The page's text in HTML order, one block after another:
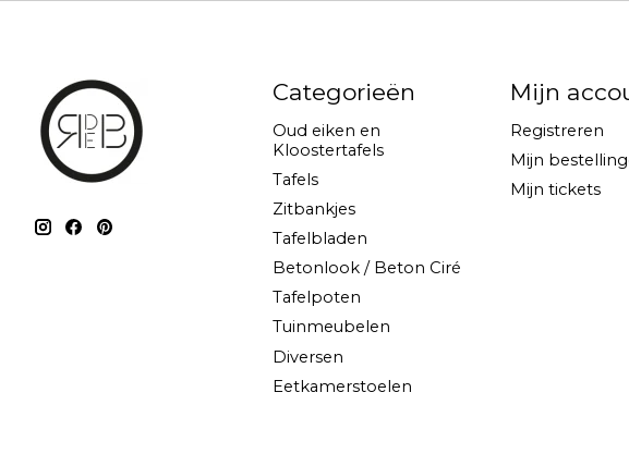
Categorieën
Oud eiken en
Kloostertafels
Tafels
Zitbankjes
Tafelbladen
Betonlook / Beton Ciré
Tafelpoten
Tuinmeubelen
Diversen
Eetkamerstoelen
Mijn
Registreren
Mijn
Mijn tickets